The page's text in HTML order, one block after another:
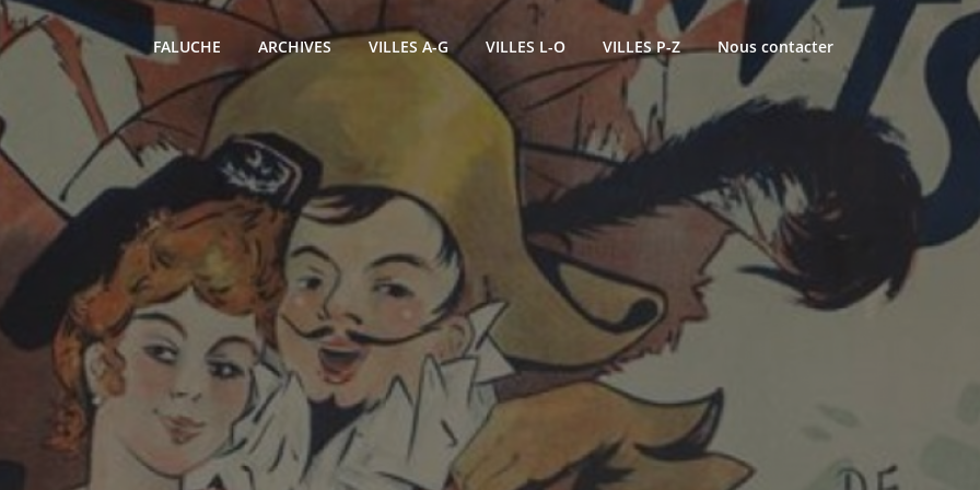
FALUCHE ARCHIVES VILLES A-G VILLES L-O VILLES P-Z Nous contacter